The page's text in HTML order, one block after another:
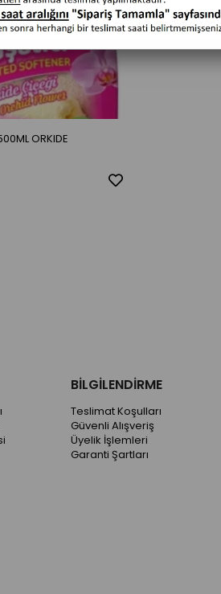
ORKIDE
BİLGİLENDİRME
Teslimat Koşulları
Güvenli Alışveriş
Üyelik İşlemleri
Garanti Şartları